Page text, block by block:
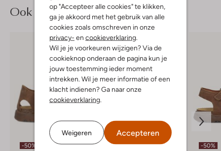
op "Accepteer alle cookies" te klikken,
ga je akkoord met het gebruik van alle
cookies zoals omschreven in onze
privacy- en cookieverklaring.
Wil je je voorkeuren wijzigen? Via de
cookieknop onderaan de pagina kun je
jouw toestemming ieder moment
intrekken. Wil je meer informatie of een
klacht indienen? Ga naar onze
cookieverklaring.
Weigeren Accepteren
Ook iets voor jou?
-50%
Laatste maten
-50%
-50%